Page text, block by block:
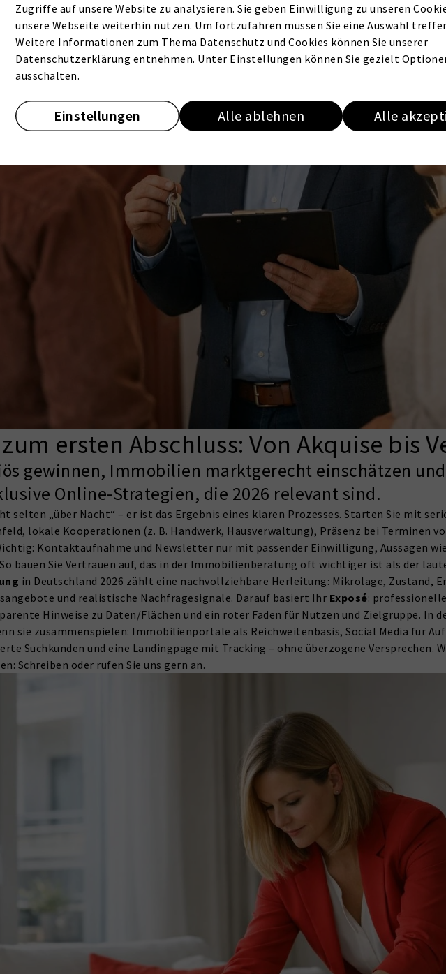
ersten Abschluss: Von Akquise bis
gewinnen, Immobilien marktgerecht einschätzen
Online-Strategien, die 2026 relevant sind.
selten „über Nacht“ – er ist das Ergebnis eines klaren Prozesses. Starten Sie mit
lokale Kooperationen (z. B. Handwerk, Hausverwaltung), Präsenz bei Terminen
Kontaktaufnahme und Newsletter nur mit passender Einwilligung, Aussagen
bauen Sie Vertrauen auf, das in der Immobilienberatung oft wichtiger ist als der
in Deutschland 2026 zählt eine nachvollziehbare Herleitung: Mikrolage, Zustand,
und realistische Nachfragesignale. Darauf basiert Ihr Exposé:
Hinweise zu Daten/Flächen und ein roter Faden für Nutzen und Zielgruppe. In
sie zusammenspielen: Immobilienportale als Reichweitenbasis, Social Media für
Suchkunden und eine Landingpage mit Tracking – ohne überzogene Versprechen.
Schreiben oder rufen Sie uns gern an.
Zugriffe auf unsere Website zu analysieren. Sie geben Einwilligung zu unseren
unsere Webseite weiterhin nutzen. Um fortzufahren müssen Sie eine Auswahl
Weitere Informationen zum Thema Datenschutz und Cookies können Sie unserer
Datenschutzerklärung entnehmen. Unter Einstellungen können Sie gezielt
ausschalten.
Einstellungen Alle ablehnen Alle